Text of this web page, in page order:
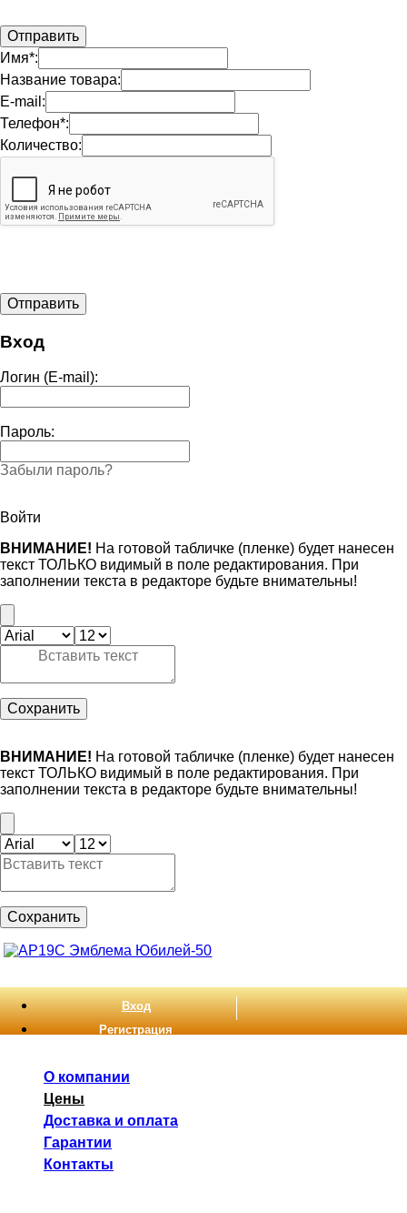
Имя*:
Название товара:
E-mail:
Телефон*:
Количество:
Вход
Логин (E-mail):
Пароль:
Забыли пароль?
Войти
ВНИМАНИЕ! На готовой табличке (пленке) будет нанесен
текст ТОЛЬКО видимый в поле редактирования. При
заполнении текста в редакторе будьте внимательны!
Сохранить
ВНИМАНИЕ! На готовой табличке (пленке) будет нанесен
текст ТОЛЬКО видимый в поле редактирования. При
заполнении текста в редакторе будьте внимательны!
Сохранить
Вход
Регистрация
О компании
Цены
Доставка и оплата
Гарантии
Контакты